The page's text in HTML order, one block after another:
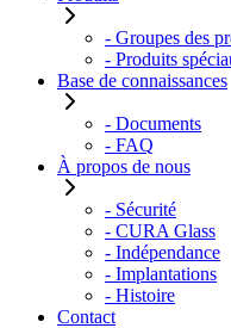
- Groupes des
- Produits
Base de connaissances
- Documents
- FAQ
À propos de nous
- Sécurité
- CURA Glass
- Indépendance
- Implantations
- Histoire
Contact